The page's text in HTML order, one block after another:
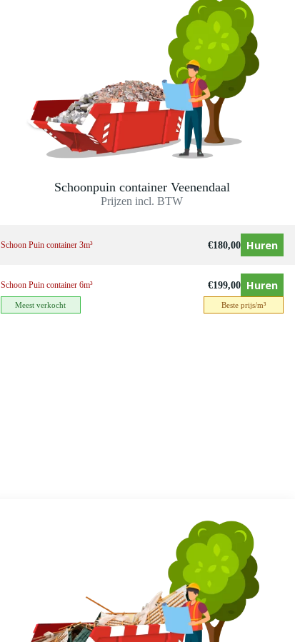
Schoonpuin container Veenendaal
Prijzen incl. BTW
Schoon Puin container 3m³ €180,00 Huren
Schoon Puin container 6m³ €199,00 Huren
Meest verkocht Beste prijs/m³